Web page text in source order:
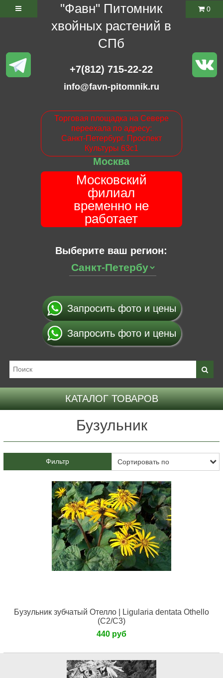
"Фавн" Питомник
хвойных растений в
СПб
+7(812) 715-22-22
info@favn-pitomnik.ru
Торговая площадка на Севере
переехала по адресу:
Санкт-Петербург. Проспект
Культуры 63с1
Москва
Московский
филиал
временно не
работает
Выберите ваш регион:
0
Запросить фото и цены
Запросить фото и цены
КАТАЛОГ ТОВАРОВ
Бузульник
Фильтр
Бузульник зубчатый Отелло | Ligularia dentata Othello
(С2/С3)
440 руб